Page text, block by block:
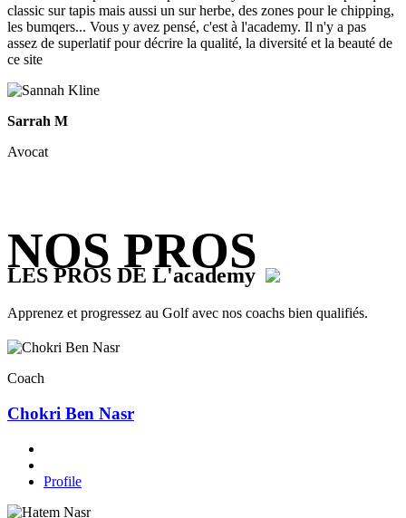
classic sur tapis mais aussi un sur herbe, des zones pour le chipping,
les bumqers... Vous y avez pensé, c'est à l'academy. Il n'y a pas
assez de superlatif pour décrire la qualité, la diversité et la beauté de
ce site
Sarrah M
Avocat
NOS PROS
LES PROS DE L'academy
Apprenez et progressez au Golf avec nos coachs bien qualifiés.
Coach
Chokri Ben Nasr
Profile